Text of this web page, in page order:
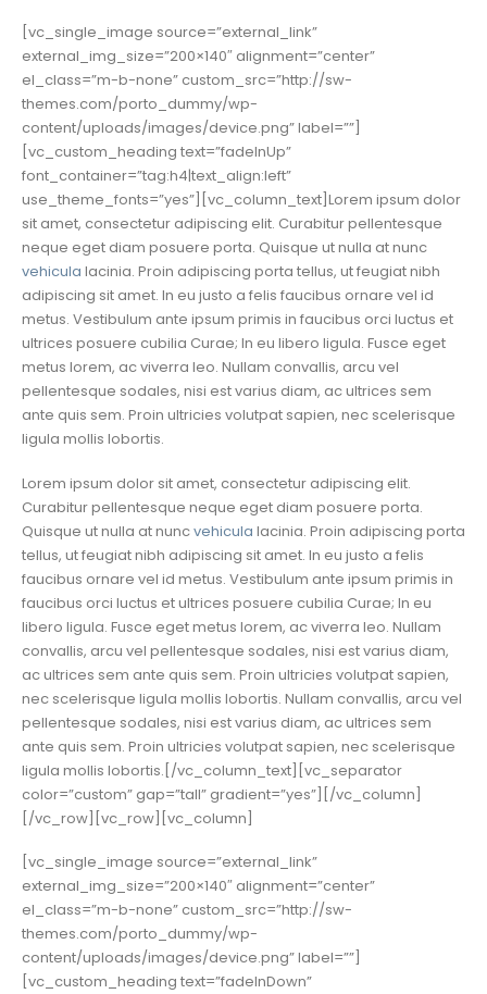
[vc_single_image source=”external_link”
external_img_size=”200×140″ alignment=”center”
el_class=”m-b-none” custom_src=”http://sw-
themes.com/porto_dummy/wp-
content/uploads/images/device.png” label=””]
[vc_custom_heading text=”fadeInUp”
font_container=”tag:h4|text_align:left”
use_theme_fonts=”yes”][vc_column_text]Lorem ipsum dolor
sit amet, consectetur adipiscing elit. Curabitur pellentesque
neque eget diam posuere porta. Quisque ut nulla at nunc
vehicula lacinia. Proin adipiscing porta tellus, ut feugiat nibh
adipiscing sit amet. In eu justo a felis faucibus ornare vel id
metus. Vestibulum ante ipsum primis in faucibus orci luctus et
ultrices posuere cubilia Curae; In eu libero ligula. Fusce eget
metus lorem, ac viverra leo. Nullam convallis, arcu vel
pellentesque sodales, nisi est varius diam, ac ultrices sem
ante quis sem. Proin ultricies volutpat sapien, nec scelerisque
ligula mollis lobortis.
Lorem ipsum dolor sit amet, consectetur adipiscing elit.
Curabitur pellentesque neque eget diam posuere porta.
Quisque ut nulla at nuncvehicula lacinia. Proin adipiscing porta
tellus, ut feugiat nibh adipiscing sit amet. In eu justo a felis
faucibus ornare vel id metus. Vestibulum ante ipsum primis in
faucibus orci luctus et ultrices posuere cubilia Curae; In eu
libero ligula. Fusce eget metus lorem, ac viverra leo. Nullam
convallis, arcu vel pellentesque sodales, nisi est varius diam,
ac ultrices sem ante quis sem. Proin ultricies volutpat sapien,
nec scelerisque ligula mollis lobortis. Nullam convallis, arcu vel
pellentesque sodales, nisi est varius diam, ac ultrices sem
ante quis sem. Proin ultricies volutpat sapien, nec scelerisque
ligula mollis lobortis.[/vc_column_text][vc_separator
color=”custom” gap=”tall” gradient=”yes”][/vc_column]
[/vc_row][vc_row][vc_column]
[vc_single_image source=”external_link”
external_img_size=”200×140″ alignment=”center”
el_class=”m-b-none” custom_src=”http://sw-
themes.com/porto_dummy/wp-
content/uploads/images/device.png” label=””]
[vc_custom_heading text=”fadeInDown”